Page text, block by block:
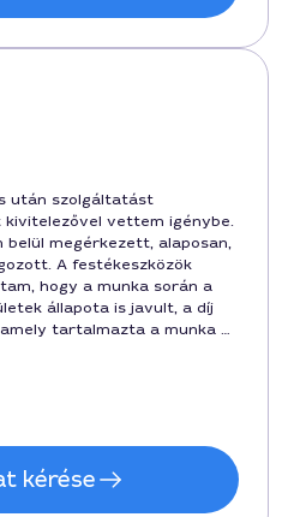
után szolgáltatást
kivitelezővel vettem igénybe.
belül megérkezett, alaposan,
A festékeszközök
hogy a munka során a
állapota is javult, a díj
tartalmazta a munka és
kérése